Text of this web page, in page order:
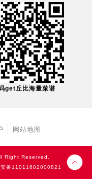
get丘比海量菜谱
网站地图
Right Reserved.
备11011602000821